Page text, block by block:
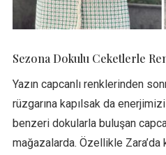
Sezona Dokulu Ceketlerle
Yazın capcanlı renklerinden
rüzgarına kapılsak da
benzeri dokularla buluşan
mağazalarda. Özellikle Zara’da